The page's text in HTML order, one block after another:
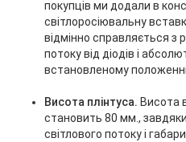
покупців ми додали в
світлоросіювальну
відмінно справляється з
потоку від діодів і
встановленому
Висота плінтуса. Висота
становить 80 мм.,
світлового потоку і